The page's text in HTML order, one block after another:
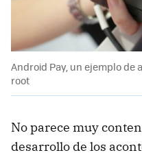
Android Pay, un ejemplo de
root
No parece muy
desarrollo de los